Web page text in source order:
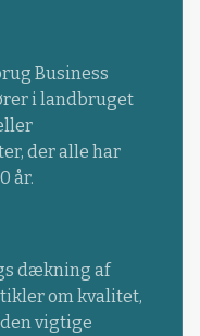
Business
i landbruget
der alle har
år.
dækning af
om kvalitet,
vigtige